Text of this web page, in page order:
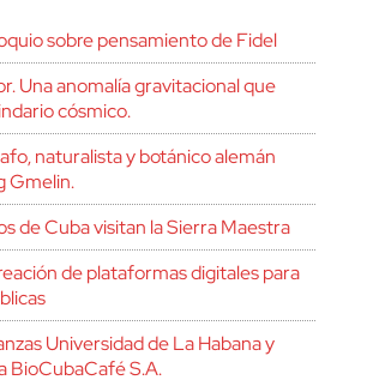
sobre pensamiento de Fidel
Una anomalía gravitacional que
cósmico.
naturalista y botánico alemán
Gmelin.
de Cuba visitan la Sierra Maestra
de plataformas digitales para
Universidad de La Habana y
BioCubaCafé S.A.